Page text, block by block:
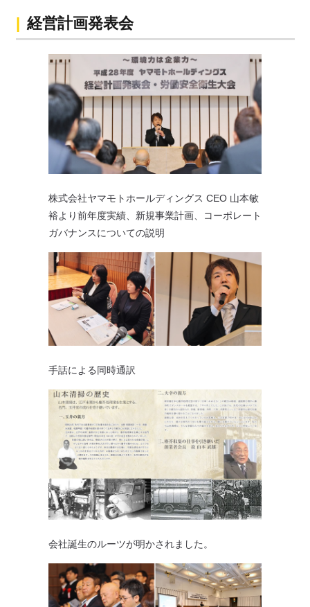
経営計画発表会
株式会社ヤマモトホールディングス CEO 山本敏
裕より前年度実績、新規事業計画、コーポレート
ガバナンスについての説明
手話による同時通訳
会社誕生のルーツが明かされました。